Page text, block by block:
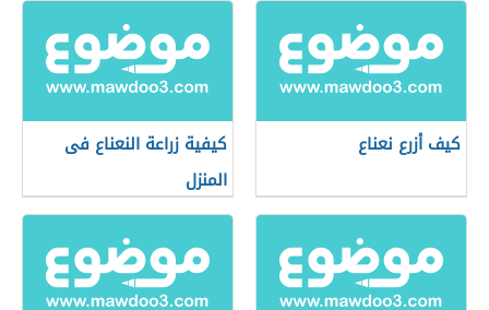
كيف أزرع نعناع
كيفية زراعة النعناع فى
المنزل